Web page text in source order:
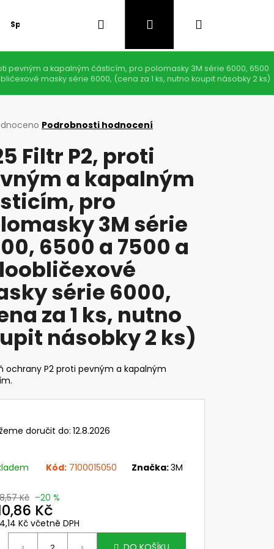
Speciální nabídka Hledat PřihlášeníNákupní
košík
pevným a kapalným částicím, pro polomasky 3M série 6000, 6500
masky série 6000, (cena za 1 ks, nutno koupit násobky 2 ks)
Podrobnosti hodnocení
Filtr P2, proti
a kapalným
pro
3M série
6500 a 7500 a
série 6000,
za 1 ks, nutno
násobky 2 ks)
ochrany P2 proti pevným a kapalným
doručit do: 12.8.2026
Kód: 7100015050 Značka:3M
Kč –20 %
Kč
Kč včetně DPH
VI WIND - DELTA PLUS